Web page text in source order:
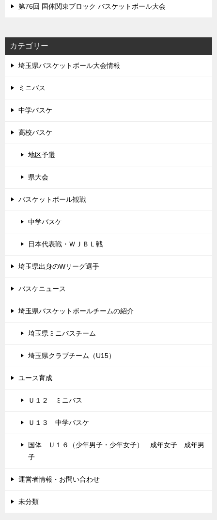
第76回 国体関東ブロック バスケットボール大会
カテゴリー
埼玉県バスケットボール大会情報
ミニバス
中学バスケ
高校バスケ
地区予選
県大会
バスケットボール観戦
中学バスケ
日本代表戦・ＷＪＢＬ戦
埼玉県出身のWリーグ選手
バスケニュース
埼玉県バスケットボールチームの紹介
埼玉県ミニバスチーム
埼玉県クラブチーム（U15）
ユース育成
Ｕ１２ ミニバス
Ｕ１３ 中学バスケ
国体 Ｕ１６（少年男子・少年女子） 成年女子 成年男
子
運営者情報・お問い合わせ
未分類